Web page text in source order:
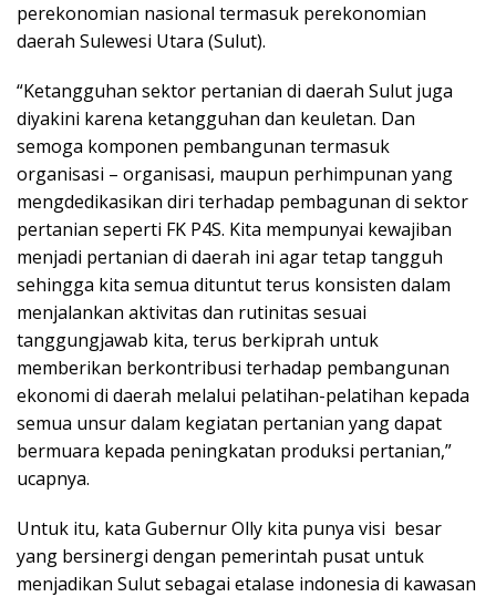
perekonomian nasional termasuk perekonomian
daerah Sulewesi Utara (Sulut).
“Ketangguhan sektor pertanian di daerah Sulut juga
diyakini karena ketangguhan dan keuletan. Dan
semoga komponen pembangunan termasuk
organisasi – organisasi, maupun perhimpunan yang
mengdedikasikan diri terhadap pembagunan di sektor
pertanian seperti FK P4S. Kita mempunyai kewajiban
menjadi pertanian di daerah ini agar tetap tangguh
sehingga kita semua dituntut terus konsisten dalam
menjalankan aktivitas dan rutinitas sesuai
tanggungjawab kita, terus berkiprah untuk
memberikan berkontribusi terhadap pembangunan
ekonomi di daerah melalui pelatihan-pelatihan kepada
semua unsur dalam kegiatan pertanian yang dapat
bermuara kepada peningkatan produksi pertanian,”
ucapnya.
Untuk itu, kata Gubernur Olly kita punya visi besar
yang bersinergi dengan pemerintah pusat untuk
menjadikan Sulut sebagai etalase indonesia di kawasan